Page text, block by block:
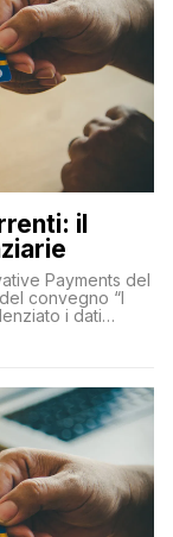
il
Payments del
convegno “I
i dati
alle